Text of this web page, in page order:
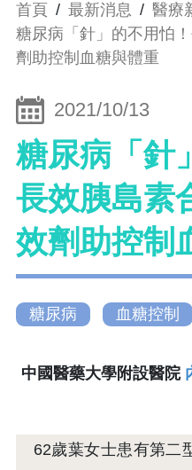
首頁 / 最新消息 / 醫療
糖尿病「針」的不用怕
劑助控制血糖與體重
2021/10/13
糖尿病「針
長效胰島素
效劑助控制
糖尿病 血糖控制
中國醫藥大學附設醫院
62歲葉女士患有第二